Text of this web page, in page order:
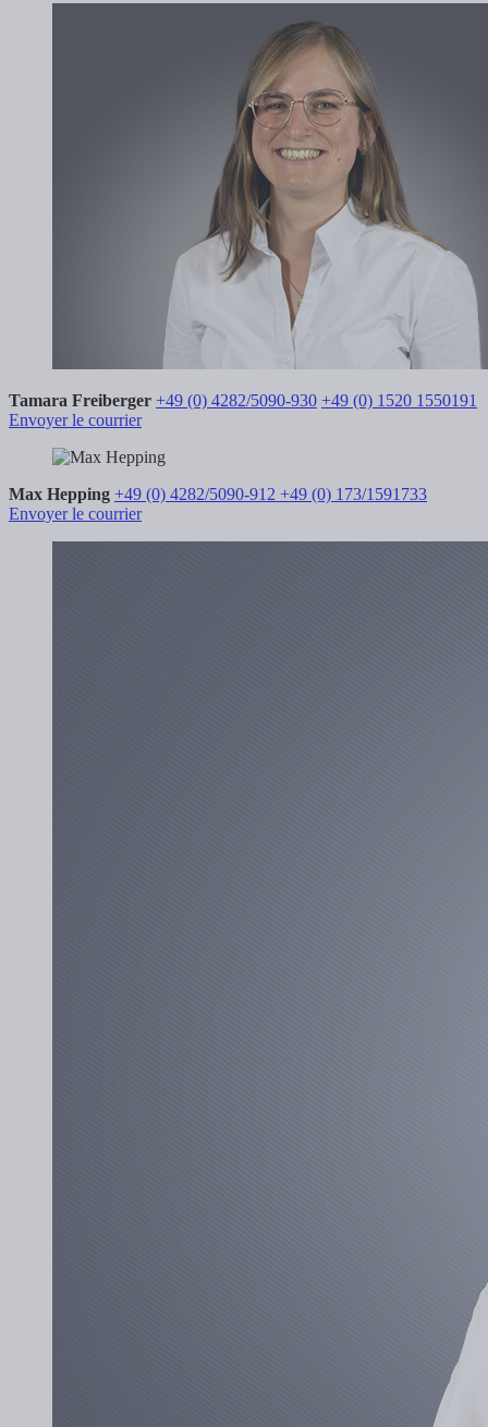
Tamara Freiberger +49 (0) 4282/5090-930 +49 (0) 1520 1550191
Envoyer le courrier
Max Hepping +49 (0) 4282/5090-912 +49 (0) 173/1591733
Envoyer le courrier